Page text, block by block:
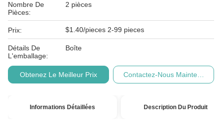
Nombre De
Pièces:
2 pièces
Prix: $1.40/pieces 2-99 pieces
Détails De
L'emballage:
Boîte
Obtenez Le Meilleur Prix Contactez-Nous Maintenant
Informations Détaillées Description Du Produit